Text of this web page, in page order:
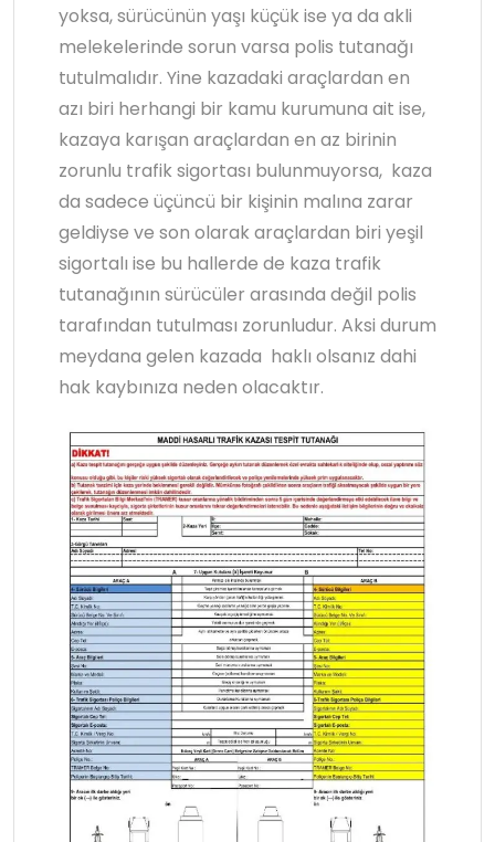
yoksa, sürücünün yaşı küçük ise ya da akli
melekelerinde sorun varsa polis tutanağı
tutulmalıdır. Yine kazadaki araçlardan en
azı biri herhangi bir kamu kurumuna ait ise,
kazaya karışan araçlardan en az birinin
zorunlu trafik sigortası bulunmuyorsa, kaza
da sadece üçüncü bir kişinin malına zarar
geldiyse ve son olarak araçlardan biri yeşil
sigortalı ise bu hallerde de kaza trafik
tutanağının sürücüler arasında değil polis
tarafından tutulması zorunludur. Aksi durum
meydana gelen kazada haklı olsanız dahi
hak kaybınıza neden olacaktır.